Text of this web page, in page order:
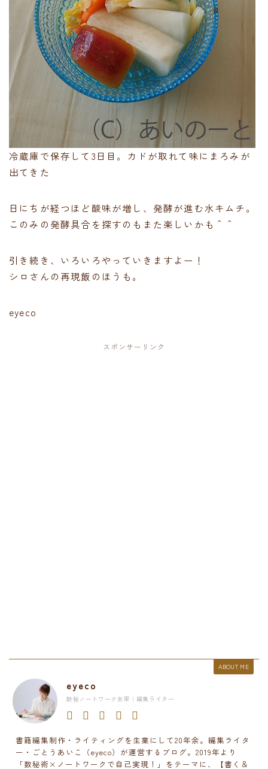
冷蔵庫で保存して3日目。カドが取れて味にまろみが
出てきた
日にちが経つほど酸味が増し、発酵が進む水キムチ。
このみの発酵具合を探すのもまた楽しいかも＾＾
引き続き、いろいろやっていきますよー！
シロさんの再現飯のほうも。
eyeco
スポンサーリンク
ABOUT ME
eyeco
数秘ノートワーク主宰 | 編集ライター
書籍編集制作・ライティングを生業にして20年余。編集ライタ
ー・ごとうあいこ（eyeco）が運営するブログ。2019年より
「数秘術×ノートワークで自己実現！」をテーマに、【書く＆